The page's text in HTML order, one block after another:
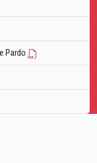
Pardo